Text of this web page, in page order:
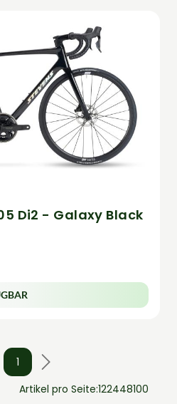
Di2 - Galaxy Black
1
Artikel pro Seite:122448100